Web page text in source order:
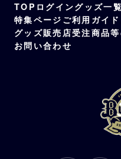
TOP ログイングッズ一覧
特集ページ ご利用ガイド
グッズ販売店受注商品
お問い合わせ